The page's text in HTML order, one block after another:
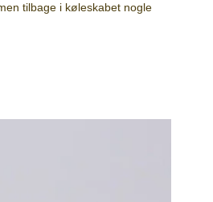
tilbage i køleskabet nogle